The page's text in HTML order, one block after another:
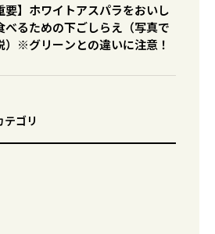
要】ホワイトアスパラをおいし
べるための下ごしらえ（写真で
）※グリーンとの違いに注意！
テゴリ